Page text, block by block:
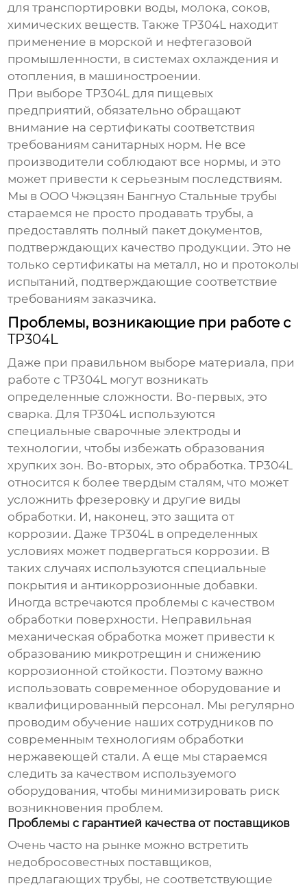
для транспортировки воды, молока, соков,
химических веществ. ТакжеTP304L находит
применение в морской и нефтегазовой
промышленности, в системах охлаждения и
отопления, в машиностроении.
При выбореTP304L для пищевых
предприятий, обязательно обращают
внимание на сертификаты соответствия
требованиям санитарных норм. Не все
производители соблюдают все нормы, и это
может привести к серьезным последствиям.
Мы в ООО Чжэцзян Бангнуо Стальные трубы
стараемся не просто продавать трубы, а
предоставлять полный пакет документов,
подтверждающих качество продукции. Это не
только сертификаты на металл, но и протоколы
испытаний, подтверждающие соответствие
требованиям заказчика.
Проблемы, возникающие при работе с
TP304L
Даже при правильном выборе материала, при
работе сTP304L могут возникать
определенные сложности. Во-первых, это
сварка. ДляTP304L используются
специальные сварочные электроды и
технологии, чтобы избежать образования
хрупких зон. Во-вторых, это обработка.TP304L
относится к более твердым сталям, что может
усложнить фрезеровку и другие виды
обработки. И, наконец, это защита от
коррозии. ДажеTP304L в определенных
условиях может подвергаться коррозии. В
таких случаях используются специальные
покрытия и антикоррозионные добавки.
Иногда встречаются проблемы с качеством
обработки поверхности. Неправильная
механическая обработка может привести к
образованию микротрещин и снижению
коррозионной стойкости. Поэтому важно
использовать современное оборудование и
квалифицированный персонал. Мы регулярно
проводим обучение наших сотрудников по
современным технологиям обработки
нержавеющей стали. А еще мы стараемся
следить за качеством используемого
оборудования, чтобы минимизировать риск
возникновения проблем.
Проблемы с гарантией качества от поставщиков
Очень часто на рынке можно встретить
недобросовестных поставщиков,
предлагающих трубы, не соответствующие